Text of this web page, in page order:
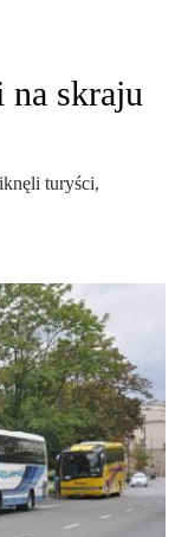
skraju
turyści,